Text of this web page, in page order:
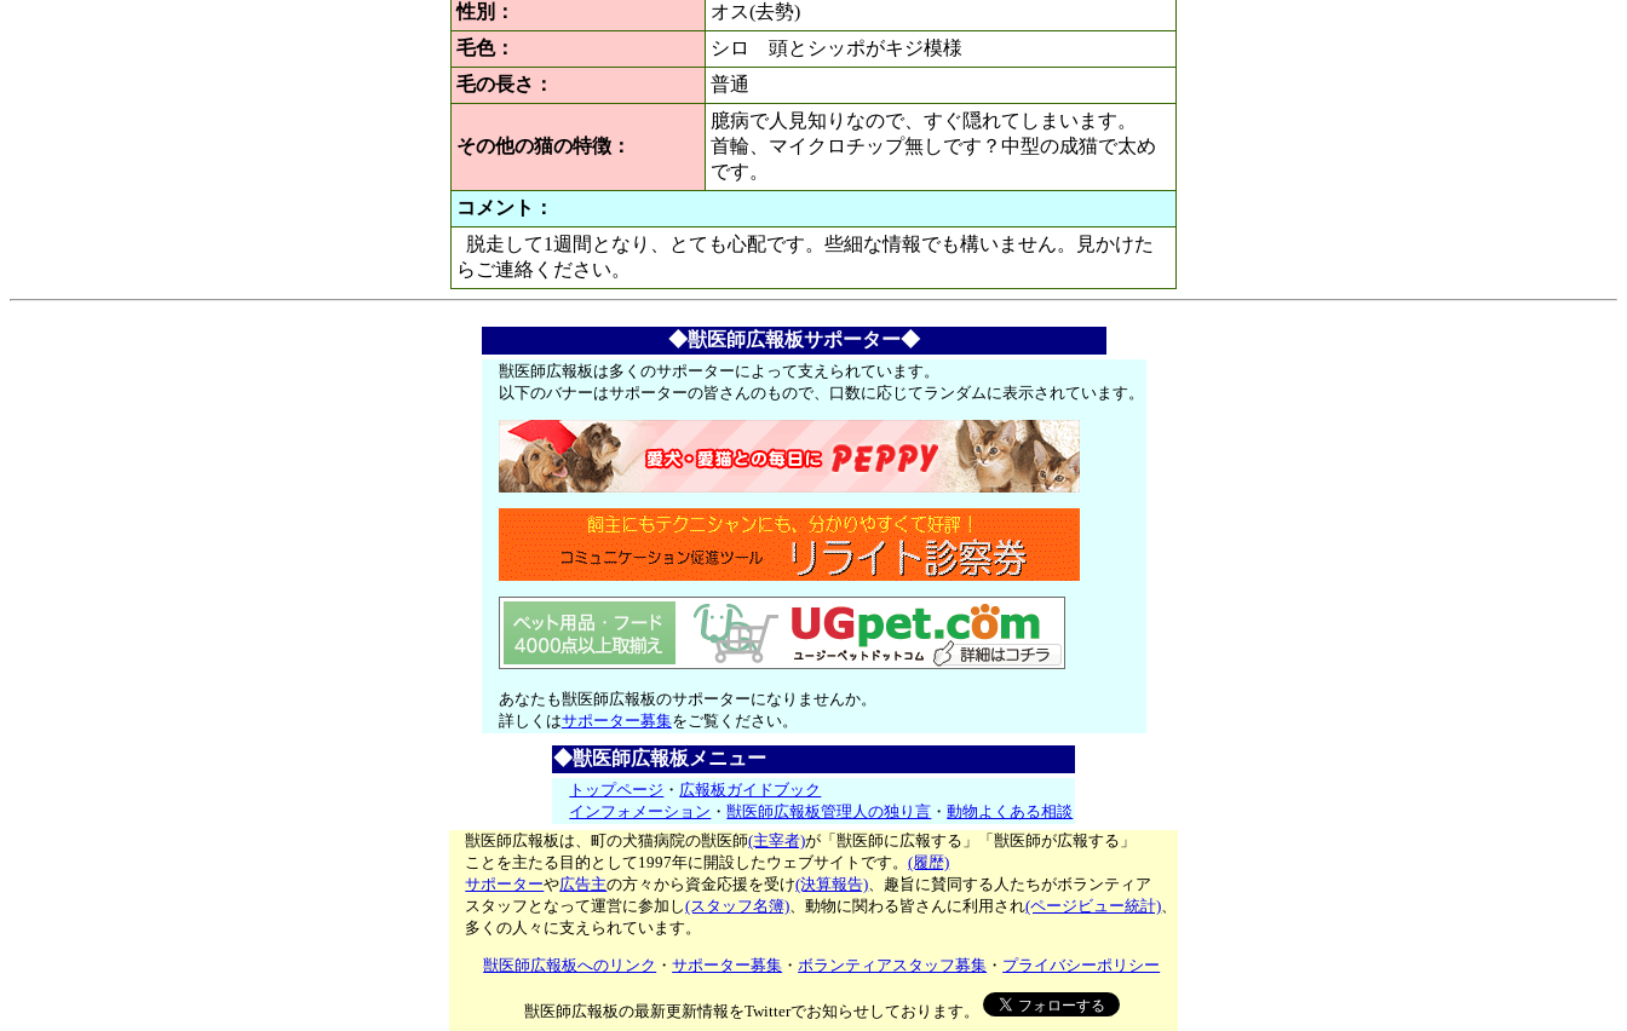
性別：
オス(去勢)
毛色：
シロ 頭とシッポがキジ模様
毛の長さ：
普通
その他の猫の特徴：
臆病で人見知りなので、すぐ隠れてしまいます。
首輪、マイクロチップ無しです？中型の成猫で太め
です。
コメント：
脱走して1週間となり、とても心配です。些細な情報でも構いません。見かけた
らご連絡ください。
◆獣医師広報板サポーター◆
獣医師広報板は多くのサポーターによって支えられています。
以下のバナーはサポーターの皆さんのもので、口数に応じてランダムに表示されています。
あなたも獣医師広報板のサポーターになりませんか。
詳しくはサポーター募集をご覧ください。
◆獣医師広報板メニュー
トップページ ・ 広報板ガイドブック
インフォメーション ・獣医師広報板管理人の独り言 ・動物よくある相談
獣医師広報板は、町の犬猫病院の獣医師(主宰者)が「獣医師に広報する」「獣医師が広報する」
ことを主たる目的として1997年に開設したウェブサイトです。(履歴)
サポーターや広告主の方々から資金応援を受け(決算報告)、趣旨に賛同する人たちがボランティア
スタッフとなって運営に参加し(スタッフ名簿)、動物に関わる皆さんに利用され(ページビュー統計)、
多くの人々に支えられています。
獣医師広報板へのリンク ・サポーター募集 ・ボランティアスタッフ募集 ・ プライバシーポリシー
獣医師広報板の最新更新情報をTwitterでお知らせしております。